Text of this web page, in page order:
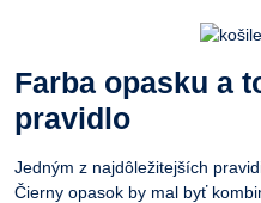
Farba opasku a
pravidlo
Jedným z najdôležitejších
Čierny opasok by mal byť